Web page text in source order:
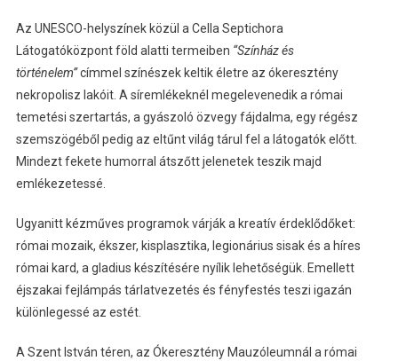
Az UNESCO-helyszínek közül a Cella Septichora
Látogatóközpont föld alatti termeiben “Színház és
történelem”címmel színészek keltik életre az ókeresztény
nekropolisz lakóit. A síremlékeknél megelevenedik a római
temetési szertartás, a gyászoló özvegy fájdalma, egy régész
szemszögéből pedig az eltűnt világ tárul fel a látogatók előtt.
Mindezt fekete humorral átszőtt jelenetek teszik majd
emlékezetessé.
Ugyanitt kézműves programok várják a kreatív érdeklődőket:
római mozaik, ékszer, kisplasztika, legionárius sisak és a híres
római kard, a gladius készítésére nyílik lehetőségük. Emellett
éjszakai fejlámpás tárlatvezetés és fényfestés teszi igazán
különlegessé az estét.
A Szent István téren, az Ókeresztény Mauzóleumnál a római